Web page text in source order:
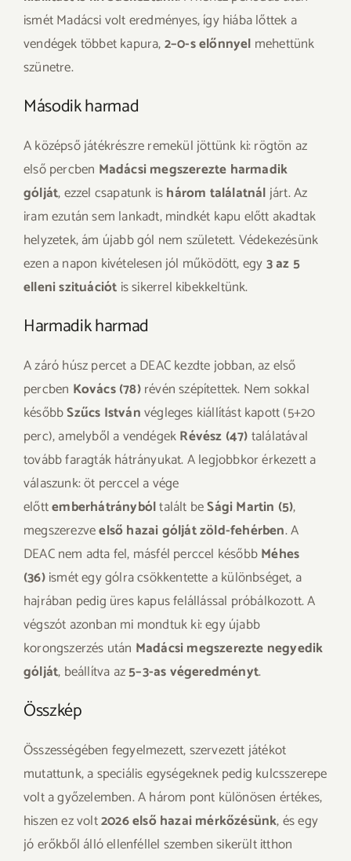
ismét Madácsi volt eredményes, így hiába lőttek a
vendégek többet kapura,2–0-s előnnyel mehettünk
szünetre.
Második harmad
A középső játékrészre remekül jöttünk ki: rögtön az
első percben Madácsi megszerezte harmadik
gólját, ezzel csapatunk ishárom találatnáljárt. Az
iram ezután sem lankadt, mindkét kapu előtt akadtak
helyzetek, ám újabb gól nem született. Védekezésünk
ezen a napon kivételesen jól működött, egy3 az 5
elleni szituációt is sikerrel kibekkeltünk.
Harmadik harmad
A záró húsz percet a DEAC kezdte jobban, az első
percben Kovács (78)révén szépítettek. Nem sokkal
későbbSzűcs Istvánvégleges kiállítást kapott (5+20
perc), amelyből a vendégekRévész (47)találatával
tovább faragták hátrányukat. A legjobbkor érkezett a
válaszunk: öt perccel a vége
előttemberhátránybóltalált beSági Martin (5),
megszerezveelső hazai gólját zöld-fehérben. A
DEAC nem adta fel, másfél perccel későbbMéhes
(36)ismét egy gólra csökkentette a különbséget, a
hajrában pedig üres kapus felállással próbálkozott. A
végszót azonban mi mondtuk ki: egy újabb
korongszerzés után Madácsi megszerezte negyedik
gólját, beállítva az5–3-as végeredményt.
Összkép
Összességében fegyelmezett, szervezett játékot
mutattunk, a speciális egységeknek pedig kulcsszerepe
volt a győzelemben. A három pont különösen értékes,
hiszen ez volt2026 első hazai mérkőzésünk, és egy
jó erőkből álló ellenféllel szemben sikerült itthon